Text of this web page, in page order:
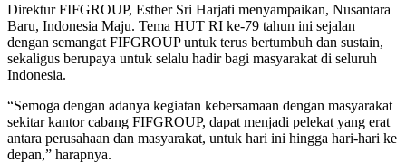
Direktur FIFGROUP, Esther Sri Harjati menyampaikan, Nusantara
Baru, Indonesia Maju. Tema HUT RI ke-79 tahun ini sejalan
dengan semangat FIFGROUP untuk terus bertumbuh dan sustain,
sekaligus berupaya untuk selalu hadir bagi masyarakat di seluruh
Indonesia.
“Semoga dengan adanya kegiatan kebersamaan dengan masyarakat
sekitar kantor cabang FIFGROUP, dapat menjadi pelekat yang erat
antara perusahaan dan masyarakat, untuk hari ini hingga hari-hari ke
depan,” harapnya.